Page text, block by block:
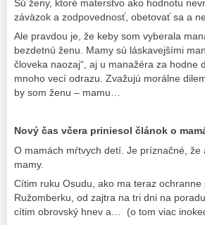
Sú ženy, ktoré materstvo ako hodnotu
záväzok a zodpovednosť, obetovať sa a
Ale pravdou je, že keby som vyberala
bezdetnú ženu. Mamy sú láskavejšími
človeka naozaj“, aj u manažéra za
mnoho vecí odrazu. Zvažujú morálne
by som ženu – mamu…
Nový čas včera priniesol článok o
O mamách mŕtvych detí. Je príznačné,
mamy.
Cítim ruku Osudu, ako ma teraz
Ružomberku, od zajtra na tri dni na
cítim obrovský hnev a… (o tom viac